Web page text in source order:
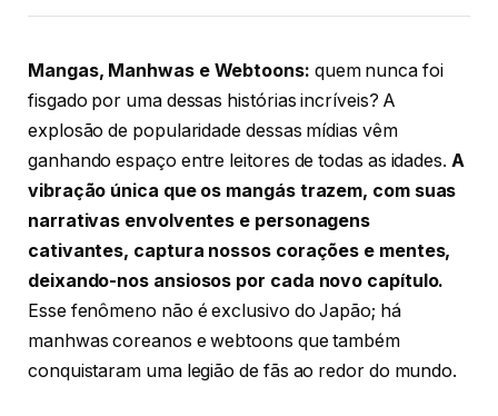
Mangas, Manhwas e Webtoons: quem nunca foi
fisgado por uma dessas histórias incríveis? A
explosão de popularidade dessas mídias vêm
ganhando espaço entre leitores de todas as idades. A
vibração única que os mangás trazem, com suas
narrativas envolventes e personagens
cativantes, captura nossos corações e mentes,
deixando-nos ansiosos por cada novo capítulo.
Esse fenômeno não é exclusivo do Japão; há
manhwas coreanos e webtoons que também
conquistaram uma legião de fãs ao redor do mundo.